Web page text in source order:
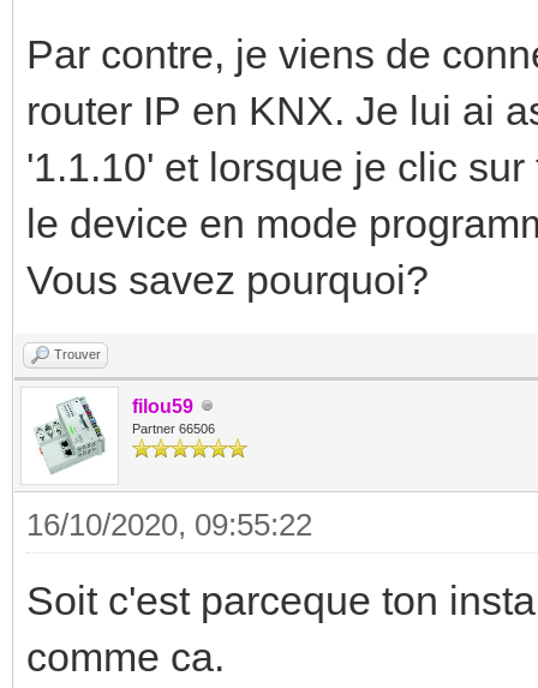
Par contre, je viens de
router IP en KNX. Je lui ai
'1.1.10' et lorsque je clic
le device en mode
Vous savez pourquoi?
Trouver
filou59
Partner 66506
16/10/2020, 09:55:22
Soit c'est parceque ton
comme ca.